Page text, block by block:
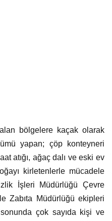
bölgelere kaçak olarak
yapan; çöp konteyneri
atığı, ağaç dalı ve eski ev
kirletenlerle mücadele
İşleri Müdürlüğü Çevre
Zabıta Müdürlüğü ekipleri
çok sayıda kişi ve